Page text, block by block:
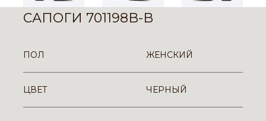
САПОГИ 701198B-B
ПОЛ ЖЕНСКИЙ
ЦВЕТ ЧЕРНЫЙ